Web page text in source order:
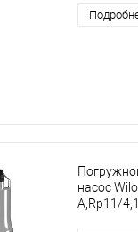
насос
A,Rp11/